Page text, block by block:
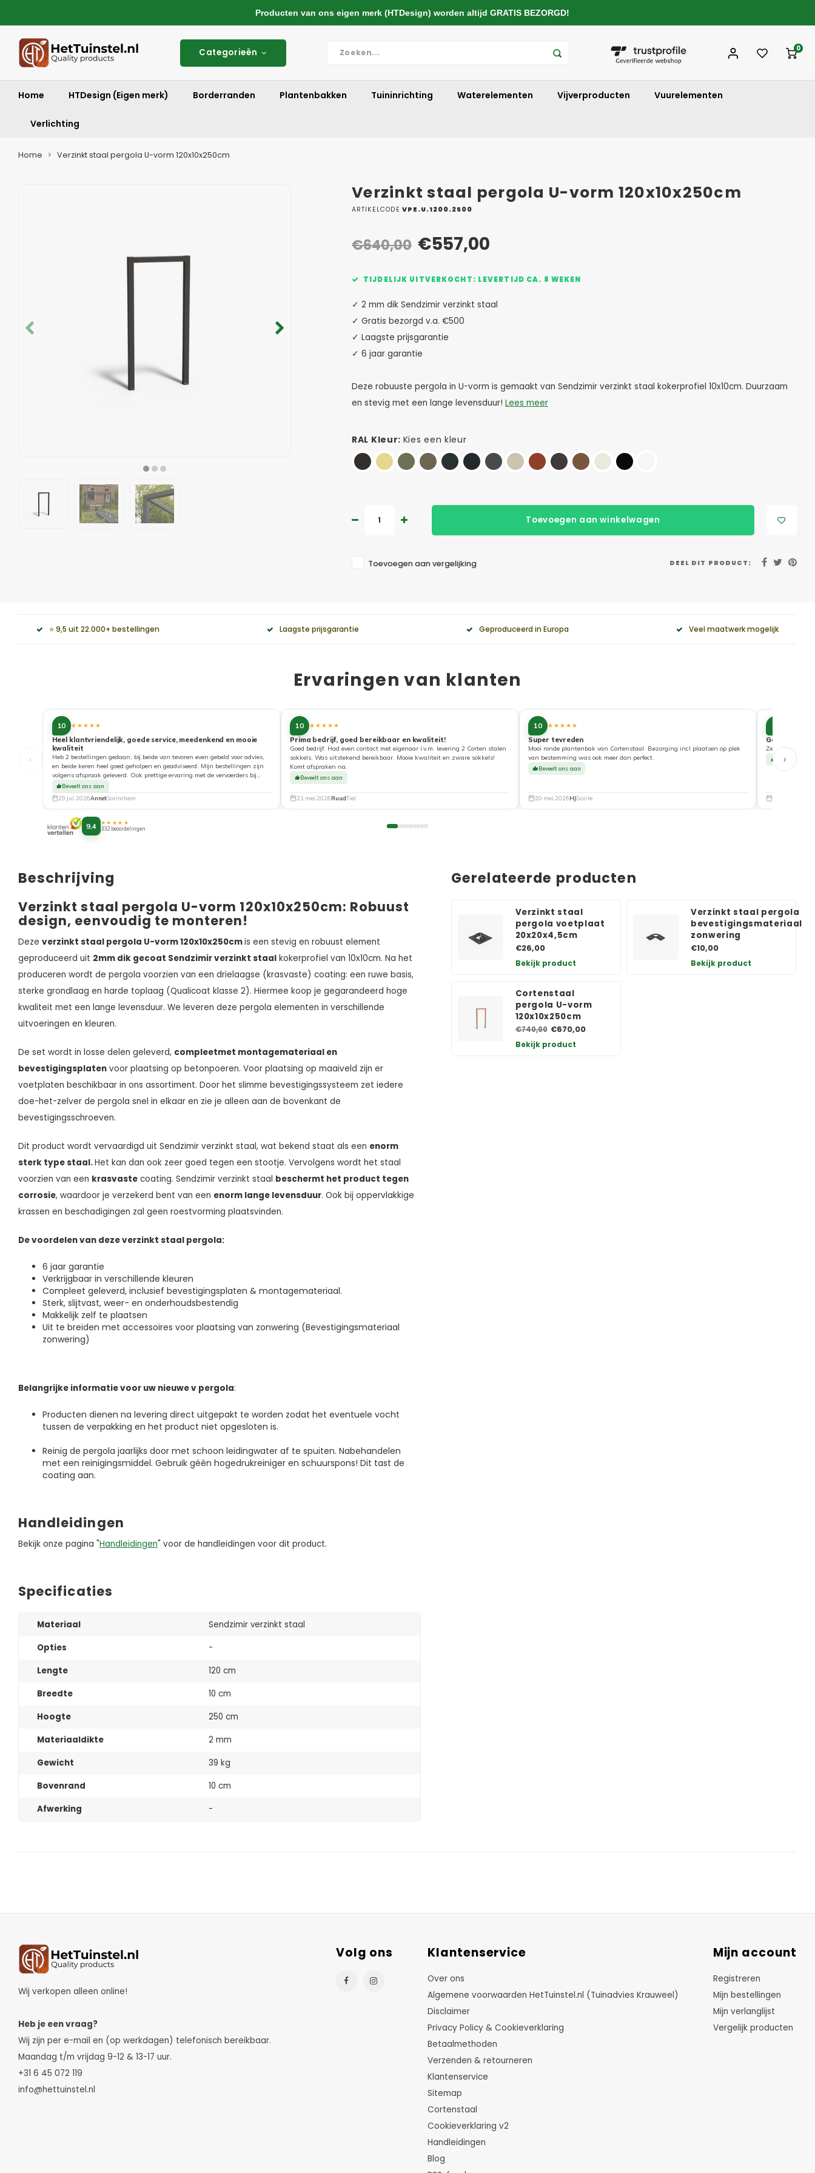
Categorieën 0
Home HTDesign (Eigen merk) Borderranden Plantenbakken Tuininrichting Waterelementen Vijverproducten Vuurelementen
Verlichting
Home Verzinkt staal pergola U-vorm 120x10x250cm
Verzinkt staal pergola U-vorm 120x10x250cm
ARTIKELCODE VPE.U.1200.2500
€640,00 €557,00
TIJDELIJK UITVERKOCHT: LEVERTIJD CA. 8 WEKEN
✓ 2 mm dik Sendzimir verzinkt staal
✓ Gratis bezorgd v.a. €500
✓ Laagste prijsgarantie
✓ 6 jaar garantie
Deze robuuste pergola in U-vorm is gemaakt van Sendzimir verzinkt staal kokerprofiel 10x10cm. Duurzaam
en stevig met een lange levensduur! Lees meer
RAL Kleur: Kies een kleur
Toevoegen aan winkelwagen
Toevoegen aan vergelijking DEEL DIT PRODUCT:
⭐ 9,5 uit 22.000+ bestellingen Laagste prijsgarantie Geproduceerd in Europa Veel maatwerk mogelijk
Ervaringen van klanten
‹
10 ★★★★★
Heel klantvriendelijk, goede service, meedenkend en mooie
kwaliteit
Heb 2 bestellingen gedaan, bij beide van tevoren even gebeld voor advies,
en beide keren heel goed geholpen en geadviseerd. Mijn bestellingen zijn
volgens afspraak geleverd. Ook prettige ervaring met de vervoerders bij
aflevering. Top!
Beveelt ons aan
29 jul. 2026AnnetGorinchem
10 ★★★★★
Prima bedrijf, goed bereikbaar en kwaliteit!
Goed bedrijf. Had even contact met eigenaar i.v.m. levering 2 Corten stalen
sokkels. Was uitstekend bereikbaar. Mooie kwaliteit en zware sokkels!
Komt afspraken na.
Beveelt ons aan
21 mei 2026RuudTiel
10 ★★★★★
Super tevreden
Mooi ronde plantenbak van Cortenstaal. Bezorging incl plaatsen op plek
van bestemming was ook meer dan perfect.
Beveelt ons aan
20 mei 2026HJGoirle
Goede
Zeer tevreden
Beveelt ons
›
9,4 ★★★★★
332 beoordelingen
Beschrijving
Verzinkt staal pergola U-vorm 120x10x250cm: Robuust
design, eenvoudig te monteren!
Deze verzinkt staal pergola U-vorm 120x10x250cmis een stevig en robuust element
geproduceerd uit 2mm dik gecoat Sendzimir verzinkt staal kokerprofiel van 10x10cm. Na het
produceren wordt de pergola voorzien van een drielaagse (krasvaste) coating: een ruwe basis,
sterke grondlaag en harde toplaag (Qualicoat klasse 2). Hiermee koop je gegarandeerd hoge
kwaliteit met een lange levensduur. We leveren deze pergola elementen in verschillende
uitvoeringen en kleuren.
De set wordt in losse delen geleverd, compleetmet montagemateriaal en
bevestigingsplaten voor plaatsing op betonpoeren. Voor plaatsing op maaiveld zijn er
voetplaten beschikbaar in ons assortiment. Door het slimme bevestigingssysteem zet iedere
doe-het-zelver de pergola snel in elkaar en zie je alleen aan de bovenkant de
bevestigingsschroeven.
Dit product wordt vervaardigd uit Sendzimir verzinkt staal, wat bekend staat als een enorm
sterk type staal.Het kan dan ook zeer goed tegen een stootje. Vervolgens wordt het staal
voorzien van een krasvaste coating. Sendzimir verzinkt staal beschermt het product tegen
corrosie, waardoor je verzekerd bent van een enorm lange levensduur. Ook bij oppervlakkige
krassen en beschadigingen zal geen roestvorming plaatsvinden.
De voordelen van deze verzinkt staal pergola:
6 jaar garantie
Verkrijgbaar in verschillende kleuren
Compleet geleverd, inclusief bevestigingsplaten & montagemateriaal.
Sterk, slijtvast, weer- en onderhoudsbestendig
Makkelijk zelf te plaatsen
Uit te breiden met accessoires voor plaatsing van zonwering (Bevestigingsmateriaal
zonwering)
Belangrijke informatie voor uw nieuwe v pergola:
Producten dienen na levering direct uitgepakt te worden zodat het eventuele vocht
tussen de verpakking en het product niet opgesloten is.
Reinig de pergola jaarlijks door met schoon leidingwater af te spuiten. Nabehandelen
met een reinigingsmiddel. Gebruik géén hogedrukreiniger en schuurspons! Dit tast de
coating aan.
Handleidingen
Bekijk onze pagina "Handleidingen" voor de handleidingen voor dit product.
Specificaties
Materiaal
Sendzimir verzinkt staal
Opties
-
Lengte
120 cm
Breedte
10 cm
Hoogte
250 cm
Materiaaldikte
2 mm
Gewicht
39 kg
Bovenrand
10 cm
Afwerking
-
Gerelateerde producten
Verzinkt staal
pergola voetplaat
20x20x4,5cm
€26,00
Bekijk product
Verzinkt staal pergola
bevestigingsmateriaal
zonwering
€10,00
Bekijk product
Cortenstaal
pergola U-vorm
120x10x250cm
€740,00 €670,00
Bekijk product
Wij verkopen alleen online!
Heb je een vraag?
Wij zijn per e-mail en (op werkdagen) telefonisch bereikbaar.
Maandag t/m vrijdag 9-12 & 13-17 uur.
+31 6 45 072 119
info@hettuinstel.nl
Volg ons Klantenservice
Over ons
Algemene voorwaarden HetTuinstel.nl (Tuinadvies Krauweel)
Disclaimer
Privacy Policy & Cookieverklaring
Betaalmethoden
Verzenden & retourneren
Klantenservice
Sitemap
Cortenstaal
Cookieverklaring v2
Handleidingen
Blog
Mijn account
Registreren
Mijn bestellingen
Mijn verlanglijst
Vergelijk producten
Producten van ons eigen merk (HTDesign) worden altijd GRATIS BEZORGD!